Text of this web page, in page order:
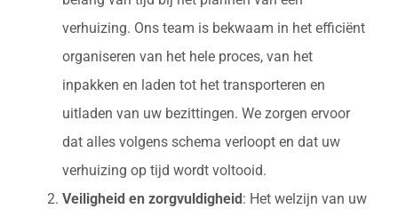
verhuizing. Ons team is bekwaam in het efficiënt
organiseren van het hele proces, van het
inpakken en laden tot het transporteren en
uitladen van uw bezittingen. We zorgen ervoor
dat alles volgens schema verloopt en dat uw
verhuizing op tijd wordt voltooid.
Veiligheid en zorgvuldigheid : Het welzijn van uw